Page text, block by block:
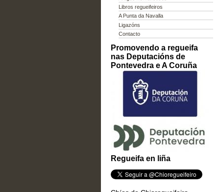
Libros regueifeiros
A Punta da Navalla
Ligazóns
Contacto
Promovendo a regueifa
nas Deputacións de
Pontevedra e A Coruña
Regueifa en liña